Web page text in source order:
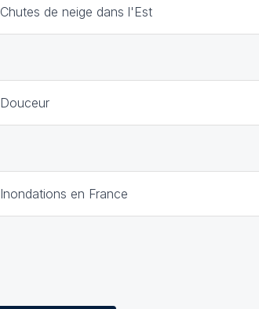
Chutes de neige dans l'Est
Douceur
Inondations en France